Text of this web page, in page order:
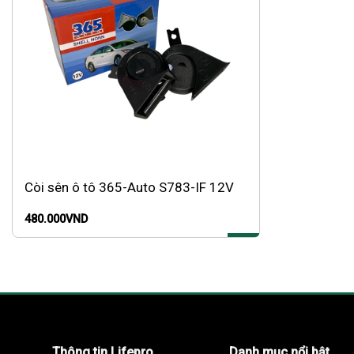
Còi sên ô tô 365-Auto S783-IF 12V
480.000VND